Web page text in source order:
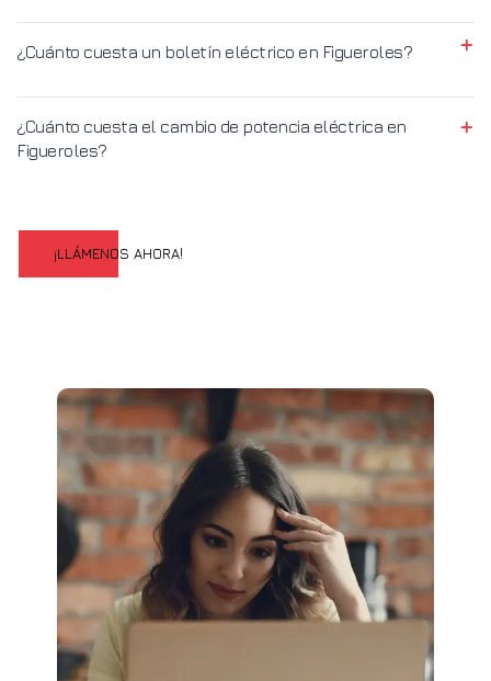
¿Cuánto cuesta un boletín eléctrico en Figueroles?
¿Cuánto cuesta el cambio de potencia eléctrica en
Figueroles?
¡LLÁMENOS AHORA!